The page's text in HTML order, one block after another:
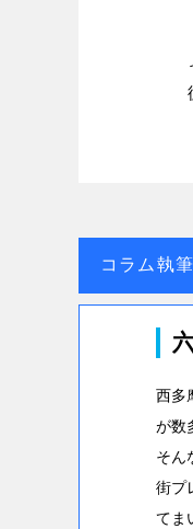
コラム執
西多
が数
そん
街プ
てま